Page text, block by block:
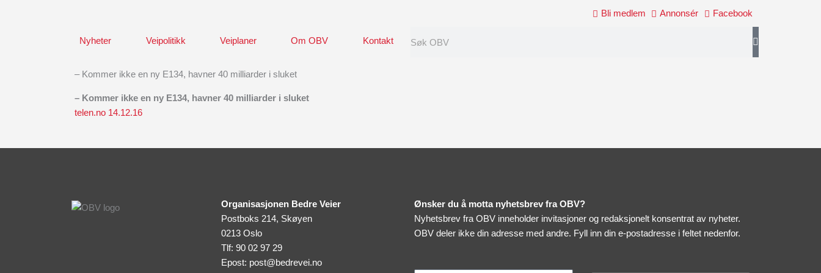
Bli medlem Annonsér Facebook
Nyheter Veipolitikk Veiplaner Om OBV Kontakt
– Kommer ikke en ny E134, havner 40 milliarder i sluket
– Kommer ikke en ny E134, havner 40 milliarder i sluket
telen.no 14.12.16
Organisasjonen Bedre Veier
Postboks 214, Skøyen
0213 Oslo
Tlf: 90 02 97 29
Epost: post@bedrevei.no
Ønsker du å motta nyhetsbrev fra OBV?
Nyhetsbrev fra OBV inneholder invitasjoner og redaksjonelt konsentrat av nyheter.
OBV deler ikke din adresse med andre. Fyll inn din e-postadresse i feltet nedenfor.